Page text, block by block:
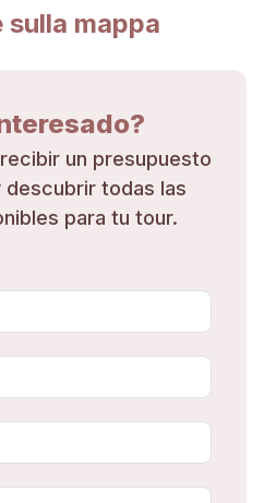
sulla mappa
un presupuesto
descubrir todas las
para tu tour.